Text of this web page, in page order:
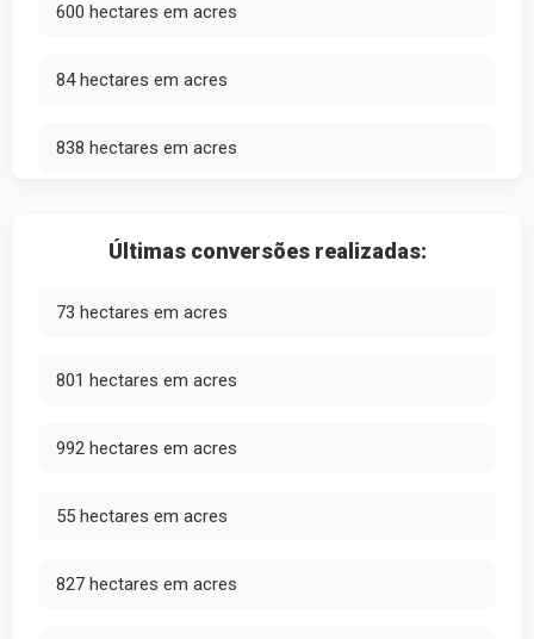
600 hectares em acres
84 hectares em acres
838 hectares em acres
Últimas conversões realizadas:
73 hectares em acres
801 hectares em acres
992 hectares em acres
55 hectares em acres
827 hectares em acres